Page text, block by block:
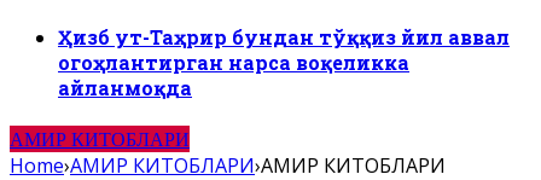
Ҳизб ут-Таҳрир бундан тўққиз йил аввал
огоҳлантирган нарса воқеликка
айланмоқда
АМИР КИТОБЛАРИ
Home›АМИР КИТОБЛАРИ›АМИР КИТОБЛАРИ